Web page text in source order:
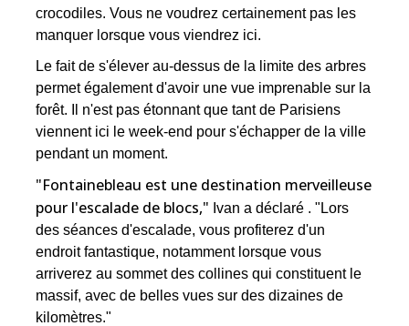
crocodiles. Vous ne voudrez certainement pas les
manquer lorsque vous viendrez ici.
Le fait de s'élever au-dessus de la limite des arbres
permet également d'avoir une vue imprenable sur la
forêt. Il n'est pas étonnant que tant de Parisiens
viennent ici le week-end pour s'échapper de la ville
pendant un moment.
"Fontainebleau est une destination merveilleuse
pour l'escalade de blocs," Ivan a déclaré . "Lors
des séances d'escalade, vous profiterez d'un
endroit fantastique, notamment lorsque vous
arriverez au sommet des collines qui constituent le
massif, avec de belles vues sur des dizaines de
kilomètres."